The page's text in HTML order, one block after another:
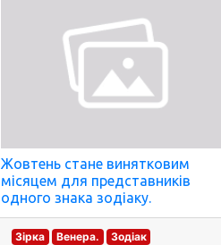
Жовтень стане винятковим
місяцем для представників
одного знака зодіаку.
Зірка Венера. Зодіак